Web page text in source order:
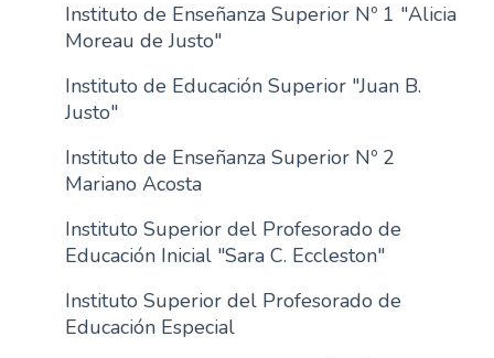
Instituto de Enseñanza Superior Nº 1 "Alicia
Moreau de Justo"
Instituto de Educación Superior "Juan B.
Justo"
Instituto de Enseñanza Superior Nº 2
Mariano Acosta
Instituto Superior del Profesorado de
Educación Inicial "Sara C. Eccleston"
Instituto Superior del Profesorado de
Educación Especial